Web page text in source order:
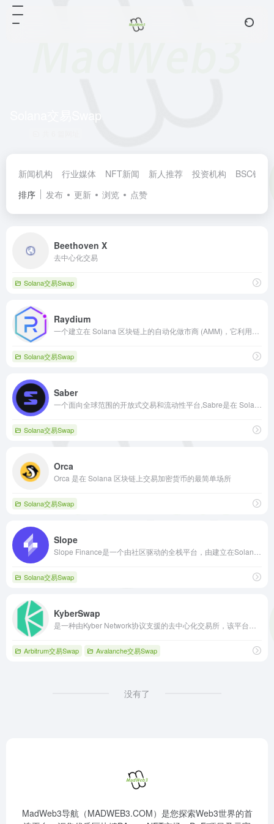
Solana交易Swap
新闻机构 行业媒体 NFT新闻 新人推荐 投资机构
BSC钱包
排序
发布 更新 浏览 点赞
Beethoven X
去中心化交易
Solana交易Swap
Raydium
Solana交易Swap
Saber
Solana交易Swap
Orca
Orca 是在 Solana 区块链上交易加密货币的最简单场所
Solana交易Swap
Slope
Solana交易Swap
KyberSwap
Arbitrum交易Swap Avalanche交易Swap
没有了
MadWeb3导航（MADWEB3.COM）是您探索Web3世界的首